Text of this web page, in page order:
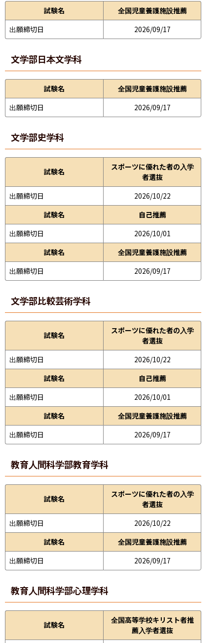
試験名
全国児童養護施設推薦
出願締切日
2026/09/17
文学部日本文学科
試験名
全国児童養護施設推薦
出願締切日
2026/09/17
文学部史学科
試験名
スポーツに優れた者の入学
者選抜
出願締切日
2026/10/22
試験名
自己推薦
出願締切日
2026/10/01
試験名
全国児童養護施設推薦
出願締切日
2026/09/17
文学部比較芸術学科
試験名
スポーツに優れた者の入学
者選抜
出願締切日
2026/10/22
試験名
自己推薦
出願締切日
2026/10/01
試験名
全国児童養護施設推薦
出願締切日
2026/09/17
教育人間科学部教育学科
試験名
スポーツに優れた者の入学
者選抜
出願締切日
2026/10/22
試験名
全国児童養護施設推薦
出願締切日
2026/09/17
教育人間科学部心理学科
試験名
全国高等学校キリスト者推
薦入学者選抜